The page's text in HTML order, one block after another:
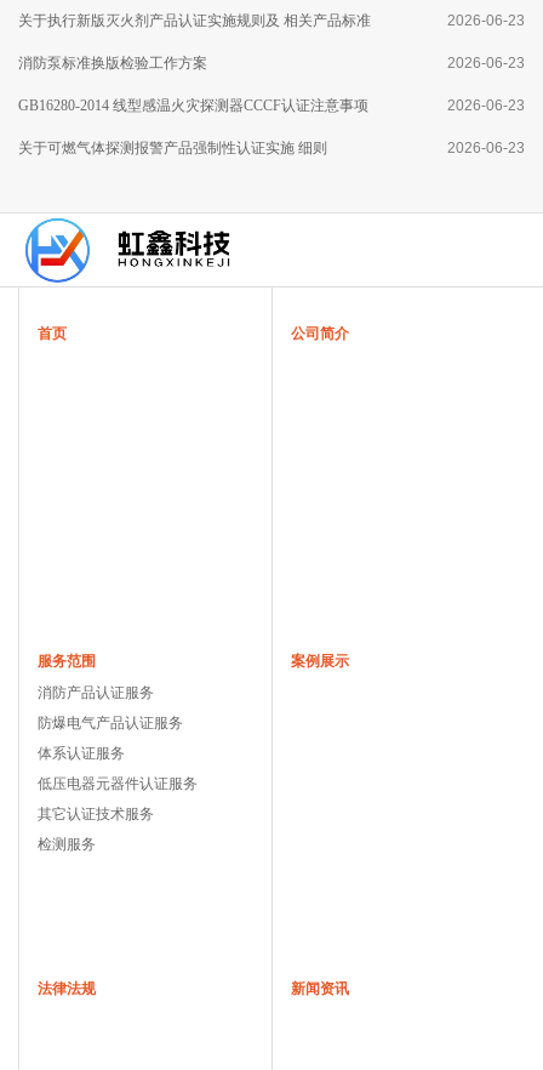
用技术要求》标准分析
关于执行新版灭火剂产品认证实施规则及 相关产品标准
有关要求的通知
2026-06-23
消防泵标准换版检验工作方案 2026-06-23
GB16280-2014 线型感温火灾探测器CCCF认证注意事项 2026-06-23
关于可燃气体探测报警产品强制性认证实施 细则 2026-06-23
首页 公司简介
服务范围
消防产品认证服务
防爆电气产品认证服务
体系认证服务
低压电器元器件认证服务
其它认证技术服务
检测服务
案例展示
法律法规 新闻资讯